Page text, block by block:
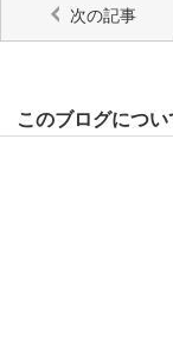
次の記事
このブログについ